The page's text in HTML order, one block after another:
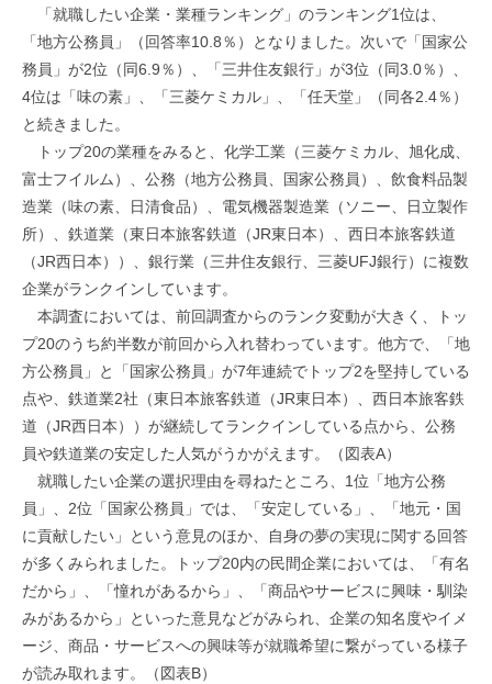
「就職したい企業・業種ランキング」のランキング1位は、
「地方公務員」（回答率10.8％）となりました。次いで「国家公
務員」が2位（同6.9％）、「三井住友銀行」が3位（同3.0％）、
4位は「味の素」、「三菱ケミカル」、「任天堂」（同各2.4％）
と続きました。
トップ20の業種をみると、化学工業（三菱ケミカル、旭化成、
富士フイルム）、公務（地方公務員、国家公務員）、飲食料品製
造業（味の素、日清食品）、電気機器製造業（ソニー、日立製作
所）、鉄道業（東日本旅客鉄道（JR東日本）、西日本旅客鉄道
（JR西日本））、銀行業（三井住友銀行、三菱UFJ銀行）に複数
企業がランクインしています。
本調査においては、前回調査からのランク変動が大きく、トッ
プ20のうち約半数が前回から入れ替わっています。他方で、「地
方公務員」と「国家公務員」が7年連続でトップ2を堅持している
点や、鉄道業2社（東日本旅客鉄道（JR東日本）、西日本旅客鉄
道（JR西日本））が継続してランクインしている点から、公務
員や鉄道業の安定した人気がうかがえます。（図表A）
就職したい企業の選択理由を尋ねたところ、1位「地方公務
員」、2位「国家公務員」では、「安定している」、「地元・国
に貢献したい」という意見のほか、自身の夢の実現に関する回答
が多くみられました。トップ20内の民間企業においては、「有名
だから」、「憧れがあるから」、「商品やサービスに興味・馴染
みがあるから」といった意見などがみられ、企業の知名度やイメ
ージ、商品・サービスへの興味等が就職希望に繋がっている様子
が読み取れます。（図表B）